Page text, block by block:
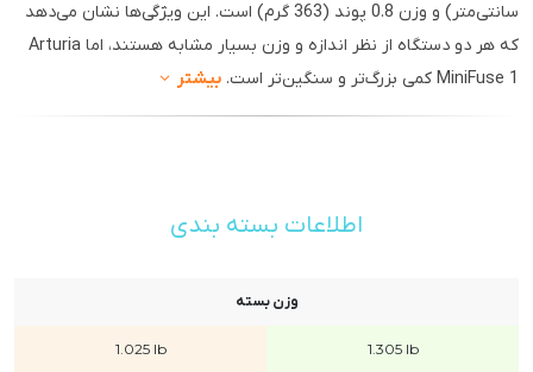
سانتی‌متر) و وزن 0.8 پوند (363 گرم) است. این ویژگی‌ها نشان می‌دهد
که هر دو دستگاه از نظر اندازه و وزن بسیار مشابه هستند، اما Arturia
MiniFuse 1 کمی بزرگ‌تر و سنگین‌تر است.
بیشتر
اطلاعات بسته بندی
وزن بسته
1.305 lb
1.025 lb